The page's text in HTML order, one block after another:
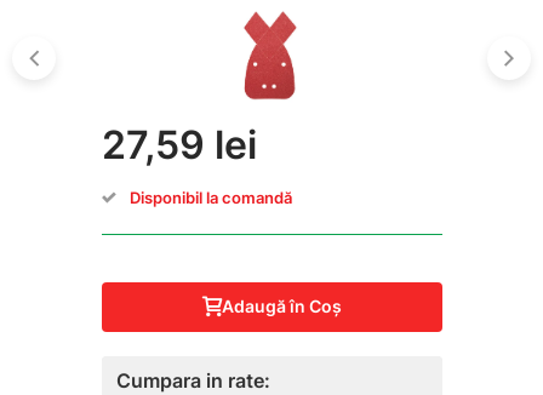
27,59 lei
Disponibil la comandă
Adaugă în Coş
Cumpara in rate: